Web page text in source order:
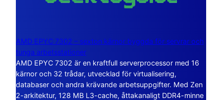
AMD EPYC 7302 – sexton kärnor byggda för servrar och
tunga arbetsstationer
AMD EPYC 7302 är en kraftfull serverprocessor med 16
kärnor och 32 trådar, utvecklad för virtualisering,
databaser och andra krävande arbetsuppgifter. Med Zen
2-arkitektur, 128 MB L3-cache, åttakanaligt DDR4-minne